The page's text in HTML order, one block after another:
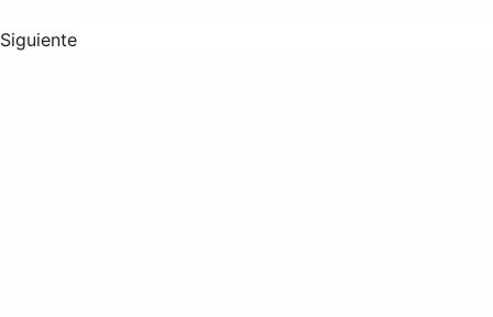
Siguiente